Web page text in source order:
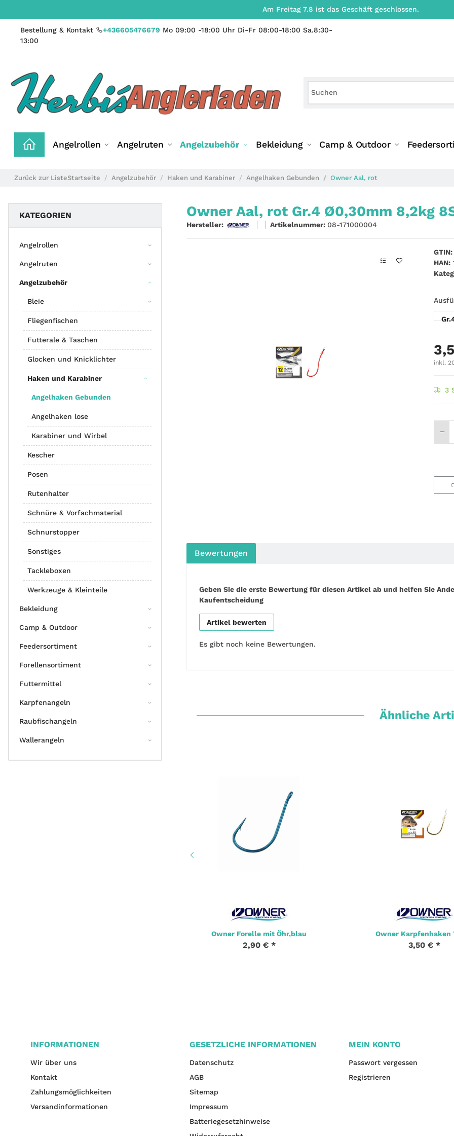
Am Freitag 7.8 ist das Geschäft geschlossen.
Bestellung & Kontakt +436605476679 Mo 09:00 -18:00 Uhr Di-Fr 08:00-18:00 Sa.8:30-
13:00
Angelrollen Angelruten Angelzubehör Bekleidung Camp & Outdoor
Zurück zur ListeStartseite Angelzubehör Haken und Karabiner Angelhaken Gebunden Owner Aal, rot
Owner Aal, rot Gr.4 Ø0,30mm 8,2kg
Hersteller: Artikelnummer: 08-171000004
GTIN:
HAN:
inkl.
3
Bewertungen
Geben Sie die erste Bewertung für diesen Artikel ab und helfen Sie
Kaufentscheidung
Artikel bewerten
Es gibt noch keine Bewertungen.
Ähnliche
Owner Forelle mit Öhr,blau
2,90 € *
Owner Karpfenhaken
3,50 € *
KATEGORIEN
Angelrollen
Angelruten
Angelzubehör
Bleie
Fliegenfischen
Futterale & Taschen
Glocken und Knicklichter
Haken und Karabiner
Angelhaken Gebunden
Angelhaken lose
Karabiner und Wirbel
Kescher
Posen
Rutenhalter
Schnüre & Vorfachmaterial
Schnurstopper
Sonstiges
Tackleboxen
Werkzeuge & Kleinteile
Bekleidung
Camp & Outdoor
Feedersortiment
Forellensortiment
Futtermittel
Karpfenangeln
Raubfischangeln
Wallerangeln
INFORMATIONEN
Wir über uns
Kontakt
Zahlungsmöglichkeiten
Versandinformationen
GESETZLICHE INFORMATIONEN
Datenschutz
AGB
Sitemap
Impressum
Batteriegesetzhinweise
MEIN KONTO
Passwort vergessen
Registrieren